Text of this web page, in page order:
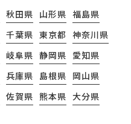
秋田県 山形県 福島県
千葉県 東京都 神奈川県
岐阜県 静岡県 愛知県
兵庫県 島根県 岡山県
佐賀県 熊本県 大分県